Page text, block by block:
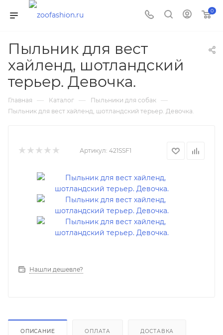
0
Пыльник для вест
хайленд, шотландский
терьер. Девочка.
Главная — Каталог — Пыльники для собак —
Пыльник для вест хайленд, шотландский терьер. Девочка.
Артикул: 421SSF1
Нашли дешевле?
ОПИСАНИЕ ОПЛАТА ДОСТАВКА